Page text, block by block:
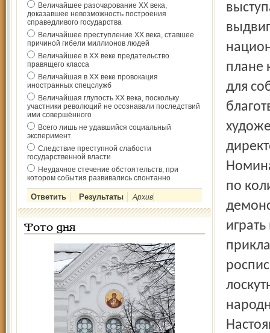
Величайшее разочарование ХХ века,
доказавшее невозможность построения
справедливого государства
Величайшее преступление ХХ века, ставшее
причиной гибели миллионов людей
Величайшее в ХХ веке предательство
правящего класса
Величайшая в ХХ веке провокация
иностранных спецслужб
Величайшая глупость ХХ века, поскольку
участники революций не осознавали последствий
ими совершённого
Всего лишь не удавшийся социальный
эксперимент
Следствие преступной слабости
государственной власти
Неудачное стечение обстоятельств, при
котором события развивались спонтанно
Архив
Фото дня
плане
для
по